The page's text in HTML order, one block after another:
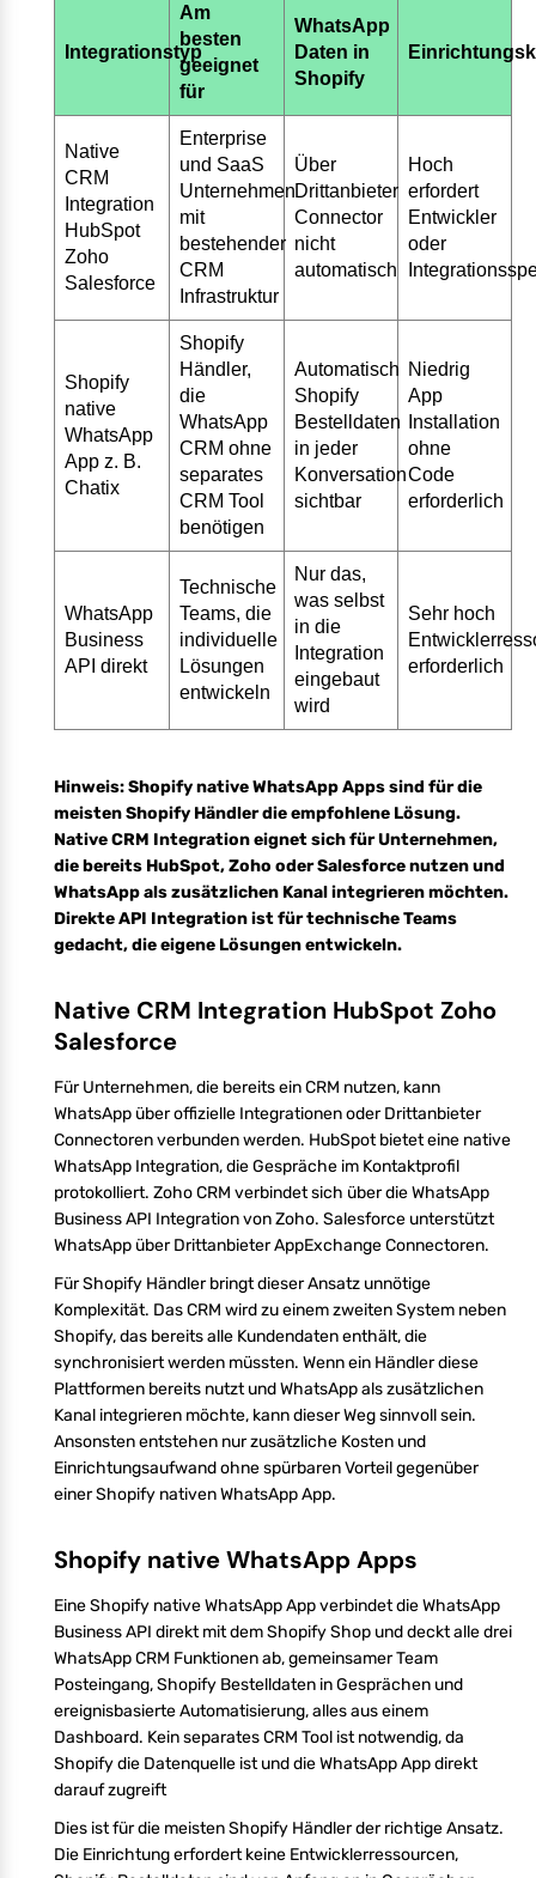
Integrationstyp
Am
besten
geeignet
für
WhatsApp
Daten in
Shopify
Native
CRM
Integration
HubSpot
Zoho
Salesforce
Enterprise
und SaaS
Unternehmen
mit
bestehender
CRM
Infrastruktur
Über
Drittanbieter
Connector
nicht
automatisch
Hoch
erfordert
Entwickler
oder
Shopify
native
WhatsApp
App z. B.
Chatix
Shopify
Händler,
die
WhatsApp
CRM ohne
separates
CRM Tool
benötigen
Automatisch
Shopify
Bestelldaten
in jeder
Konversation
sichtbar
Niedrig
App
Installation
ohne
Code
erforderlich
WhatsApp
Business
API direkt
Technische
Teams, die
individuelle
Lösungen
entwickeln
Nur das,
was selbst
in die
Integration
eingebaut
wird
Sehr hoch
erforderlich
Hinweis: Shopify native WhatsApp Apps sind für die
meisten Shopify Händler die empfohlene Lösung.
Native CRM Integration eignet sich für Unternehmen,
die bereits HubSpot, Zoho oder Salesforce nutzen und
WhatsApp als zusätzlichen Kanal integrieren möchten.
Direkte API Integration ist für technische Teams
gedacht, die eigene Lösungen entwickeln.
Native CRM Integration HubSpot Zoho
Salesforce
Für Unternehmen, die bereits ein CRM nutzen, kann
WhatsApp über offizielle Integrationen oder Drittanbieter
Connectoren verbunden werden. HubSpot bietet eine native
WhatsApp Integration, die Gespräche im Kontaktprofil
protokolliert. Zoho CRM verbindet sich über die WhatsApp
Business API Integration von Zoho. Salesforce unterstützt
WhatsApp über Drittanbieter AppExchange Connectoren.
Für Shopify Händler bringt dieser Ansatz unnötige
Komplexität. Das CRM wird zu einem zweiten System neben
Shopify, das bereits alle Kundendaten enthält, die
synchronisiert werden müssten. Wenn ein Händler diese
Plattformen bereits nutzt und WhatsApp als zusätzlichen
Kanal integrieren möchte, kann dieser Weg sinnvoll sein.
Ansonsten entstehen nur zusätzliche Kosten und
Einrichtungsaufwand ohne spürbaren Vorteil gegenüber
einer Shopify nativen WhatsApp App.
Shopify native WhatsApp Apps
Eine Shopify native WhatsApp App verbindet die WhatsApp
Business API direkt mit dem Shopify Shop und deckt alle drei
WhatsApp CRM Funktionen ab, gemeinsamer Team
Posteingang, Shopify Bestelldaten in Gesprächen und
ereignisbasierte Automatisierung, alles aus einem
Dashboard. Kein separates CRM Tool ist notwendig, da
Shopify die Datenquelle ist und die WhatsApp App direkt
darauf zugreift
Dies ist für die meisten Shopify Händler der richtige Ansatz.
Die Einrichtung erfordert keine Entwicklerressourcen,